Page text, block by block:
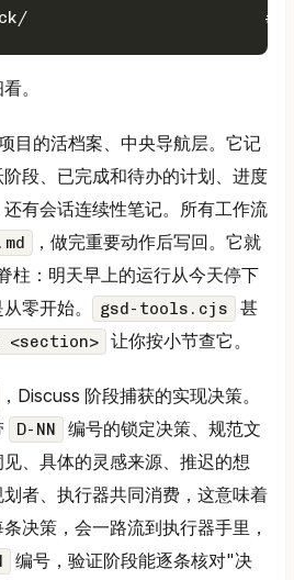
# /
。
项目的活档案、中央导航层。它记
段、已完成和待办的计划、进度
有会话连续性笔记。所有工作流
，做完重要动作后写回。它就
柱：明天早上的运行从今天停下
零开始。
gsd-tools.cjs
甚
让你按小节查它。
，Discuss 阶段捕获的实现决策。
D-NN
编号的锁定决策、规范文
、具体的灵感来源、推迟的想
者、执行器共同消费，这意味着
决策，会一路流到执行器手里，
编号，验证阶段能逐条核对"决